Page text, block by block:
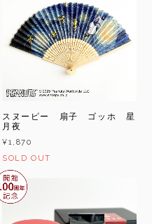
スヌーピー 扇子 ゴッホ 星
月夜
¥1,870
SOLD OUT